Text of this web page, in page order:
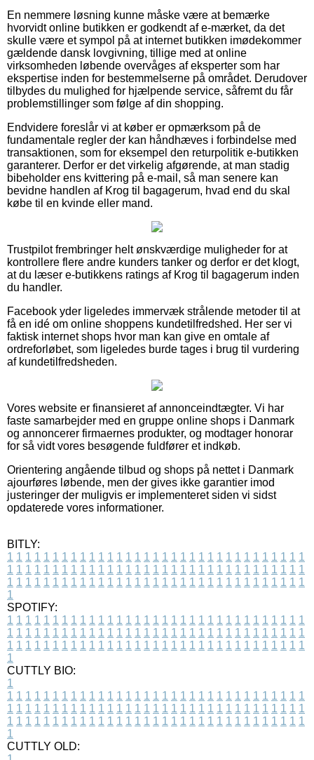
En nemmere løsning kunne måske være at bemærke
hvorvidt online butikken er godkendt af e-mærket, da det
skulle være et sympol på at internet butikken imødekommer
gældende dansk lovgivning, tillige med at online
virksomheden løbende overvåges af eksperter som har
ekspertise inden for bestemmelserne på området. Derudover
tilbydes du mulighed for hjælpende service, såfremt du får
problemstillinger som følge af din shopping.
Endvidere foreslår vi at køber er opmærksom på de
fundamentale regler der kan håndhæves i forbindelse med
transaktionen, som for eksempel den returpolitik e-butikken
garanterer. Derfor er det virkelig afgørende, at man stadig
bibeholder ens kvittering på e-mail, så man senere kan
bevidne handlen af Krog til bagagerum, hvad end du skal
købe til en kvinde eller mand.
Trustpilot frembringer helt ønskværdige muligheder for at
kontrollere flere andre kunders tanker og derfor er det klogt,
at du læser e-butikkens ratings af Krog til bagagerum inden
du handler.
Facebook yder ligeledes immervæk strålende metoder til at
få en idé om online shoppens kundetilfredshed. Her ser vi
faktisk internet shops hvor man kan give en omtale af
ordreforløbet, som ligeledes burde tages i brug til vurdering
af kundetilfredsheden.
Vores website er finansieret af annonceindtægter. Vi har
faste samarbejder med en gruppe online shops i Danmark
og annoncerer firmaernes produkter, og modtager honorar
for så vidt vores besøgende fuldfører et indkøb.
Orientering angående tilbud og shops på nettet i Danmark
ajourføres løbende, men der gives ikke garantier imod
justeringer der muligvis er implementeret siden vi sidst
opdaterede vores informationer.
BITLY:
1 1 1 1 1 1 1 1 1 1 1 1 1 1 1 1 1 1 1 1 1 1 1 1 1 1 1 1 1 1 1 1 1
1 1 1 1 1 1 1 1 1 1 1 1 1 1 1 1 1 1 1 1 1 1 1 1 1 1 1 1 1 1 1 1 1
1 1 1 1 1 1 1 1 1 1 1 1 1 1 1 1 1 1 1 1 1 1 1 1 1 1 1 1 1 1 1 1 1
1
SPOTIFY:
1 1 1 1 1 1 1 1 1 1 1 1 1 1 1 1 1 1 1 1 1 1 1 1 1 1 1 1 1 1 1 1 1
1 1 1 1 1 1 1 1 1 1 1 1 1 1 1 1 1 1 1 1 1 1 1 1 1 1 1 1 1 1 1 1 1
1 1 1 1 1 1 1 1 1 1 1 1 1 1 1 1 1 1 1 1 1 1 1 1 1 1 1 1 1 1 1 1 1
1
CUTTLY BIO:
1
1 1 1 1 1 1 1 1 1 1 1 1 1 1 1 1 1 1 1 1 1 1 1 1 1 1 1 1 1 1 1 1 1
1 1 1 1 1 1 1 1 1 1 1 1 1 1 1 1 1 1 1 1 1 1 1 1 1 1 1 1 1 1 1 1 1
1 1 1 1 1 1 1 1 1 1 1 1 1 1 1 1 1 1 1 1 1 1 1 1 1 1 1 1 1 1 1 1 1
1
CUTTLY OLD: